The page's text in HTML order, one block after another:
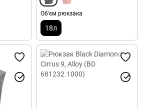
Об'єм рюкзака
18л